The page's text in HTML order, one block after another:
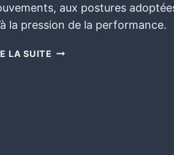
aux postures
la pression de la performance.
LA SUITE